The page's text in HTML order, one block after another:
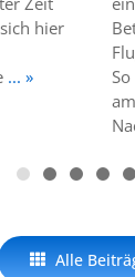
hier
... »
Alle